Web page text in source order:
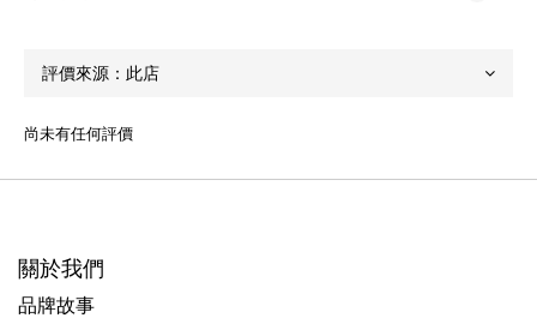
尚未有任何評價
關於我們
品牌故事